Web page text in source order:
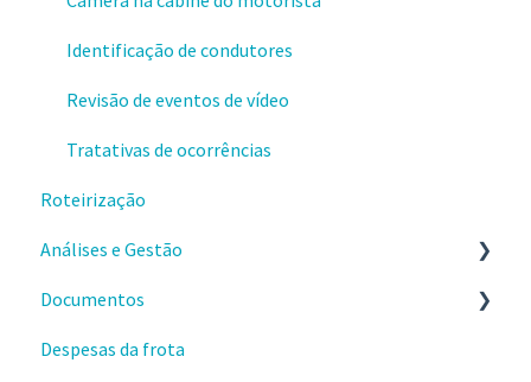
Identificação de condutores
Revisão de eventos de vídeo
Tratativas de ocorrências
Roteirização
Análises e Gestão
Relatórios
Eventos de velocidade excedida
Documentos
Checklists
Despesas da frota